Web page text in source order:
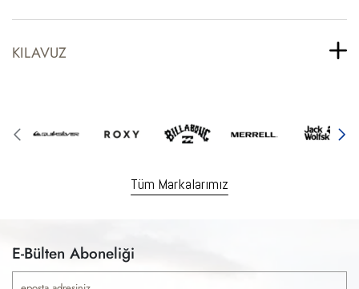
KILAVUZ
Tüm Markalarımız
E-Bülten Aboneliği